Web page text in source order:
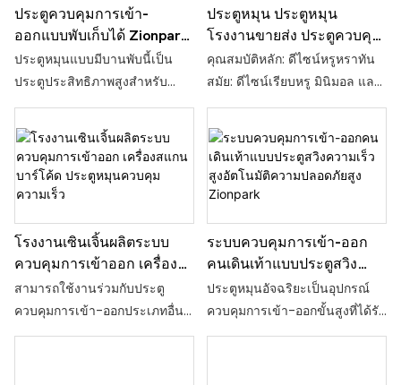
สีแดงหมายถึงมีรถ ไฟสีเขียว
หมายถึงไม่มีรถ และไฟสีเหลือง
หมายถึงมีรถจอดผิดปกติ อุปกรณ์
นี้ใช้กันอย่างแพร่หลายในลาน
ซึ่งสามารถแก้ปัญหาการจอดรถ
ยากและการค้นหารถได้อย่างมี
ประสิทธิภาพ
ช่องจอดรถ และควบคุมให้ไฟ
แสดงตำแหน่งช่องจอดรถแสดง
เป็นสีแดง เขียว หรือน้ำเงินตาม
สถานะว่างของช่องจอดรถ เครื่อง
ประกอบด้วยตัวตรวจจับและไฟ
แสดงสถานะ ตัวตรวจจับเป็นหัว
วัดอัลตราโซนิกสำหรับตรวจจับ
ไฟแสดงสถานะในตัวจะแสดงสี
ต่างๆ ตามคำสั่งของเครื่องตรวจ
จับ เมื่อไม่มีรถจอดในช่องจอดรถ
ไฟแสดงตำแหน่งจะเป็นสีเขียว
เมื่อรถจอด ไฟแสดงตำแหน่งจะ
ประตูควบคุมการเข้า-
ออกแบบพับเก็บได้ Zionpark
ที่ดีที่สุดประจำปี 2025
ประตูหมุนแบบมีบานพับนี้เป็น
ประตูประสิทธิภาพสูงสำหรับ
ควบคุมการเข้า-ออกของคนเดิน
เท้า ผลิตภัณฑ์นี้ใช้เทคโนโลยีขั้น
สูงเพื่อการจัดการอัจฉริยะสำหรับ
คนเดินเท้า ซึ่งเป็นผลิตภัณฑ์ที่ได้
รับการอัพเกรดจากประตูหมุน
กั้นแบบปีกนก ผลิตภัณฑ์นี้ผ่าน
กระบวนการผลิตและออกแบบ
ใหม่ทั้งหมด พร้อมฟังก์ชันการใช้
งานครบครัน คุณภาพสูง และ
ประตูหมุน ประตูหมุน
โรงงานขายส่ง ประตูควบคุม
การเข้าถึงอัจฉริยะ ประตูสวิง
คุณสมบัติหลัก: ดีไซน์หรูหราทัน
สมัย: ดีไซน์เรียบหรู มินิมอล และ
โครงสร้างที่เพรียวบางของตัว
เครื่อง ตอบโจทย์มาตรฐานความ
งามร่วมสมัย เหมาะสำหรับ
อาคารสมัยใหม่หรือพื้นที่
สาธารณะเกือบทุกประเภท ระบบ
มาพร้อมเซ็นเซอร์อินฟราเรด
หลายตัวและอัลกอริทึมการตรวจ
จับอัจฉริยะ ช่วยให้มั่นใจได้ถึง
นโยบายการเข้า-ออกแบบ "หนึ่ง
โรงงานเซินเจิ้นผลิตระบบ
ควบคุมการเข้าออก เครื่อง
สแกนบาร์โค้ด ประตูหมุน
ควบคุมความเร็ว
สามารถใช้งานร่วมกับประตู
ควบคุมการเข้า-ออกประเภทอื่นๆ
ในระบบเดียวกันได้ มีฟังก์ชัน
ระบบควบคุมการเข้า-ออก
คนเดินเท้าแบบประตูสวิง
ความเร็วสูงอัตโนมัติความ
ปลอดภัยสูง Zionpark
ประตูหมุนอัจฉริยะเป็นอุปกรณ์
ควบคุมการเข้า-ออกขั้นสูงที่ได้รับ
การพัฒนาและผลิตขึ้นจากการ